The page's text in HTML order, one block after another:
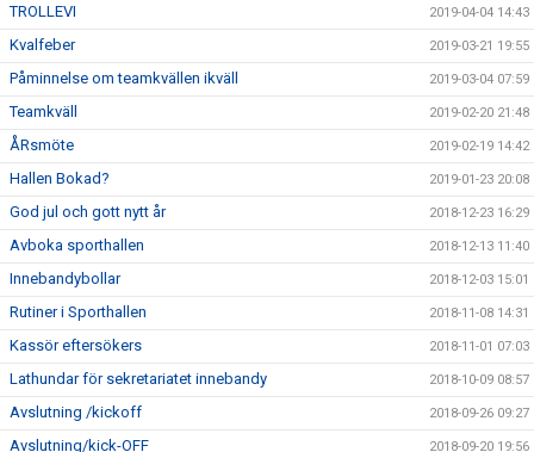
TROLLEVI 2019-04-04 14:43
Kvalfeber 2019-03-21 19:55
Påminnelse om teamkvällen ikväll 2019-03-04 07:59
Teamkväll 2019-02-20 21:48
ÅRsmöte 2019-02-19 14:42
Hallen Bokad? 2019-01-23 20:08
God jul och gott nytt år 2018-12-23 16:29
Avboka sporthallen 2018-12-13 11:40
Innebandybollar 2018-12-03 15:01
Rutiner i Sporthallen 2018-11-08 14:31
Kassör eftersökers 2018-11-01 07:03
Lathundar för sekretariatet innebandy 2018-10-09 08:57
Avslutning /kickoff 2018-09-26 09:27
Avslutning/kick-OFF 2018-09-20 19:56